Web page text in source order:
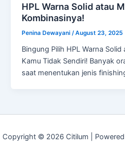
HPL Warna Solid atau
Kombinasinya!
Penina Dewayani /August 23, 2025
Bingung Pilih HPL Warna
Kamu Tidak Sendiri! Banyak
saat menentukan jenis
Copyright © 2026 Citilum |